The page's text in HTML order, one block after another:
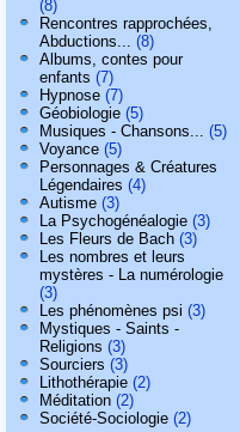
(8)
Rencontres rapprochées,
Abductions... (8)
Albums, contes pour
enfants (7)
Hypnose (7)
Géobiologie (5)
Musiques - Chansons... (5)
Voyance (5)
Personnages & Créatures
Légendaires (4)
Autisme (3)
La Psychogénéalogie (3)
Les Fleurs de Bach (3)
Les nombres et leurs
mystères - La numérologie
(3)
Les phénomènes psi (3)
Mystiques - Saints -
Religions (3)
Sourciers (3)
Lithothérapie (2)
Méditation (2)
Société-Sociologie (2)